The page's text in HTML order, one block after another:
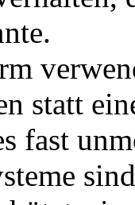
statt
fast